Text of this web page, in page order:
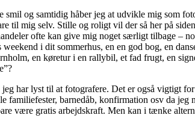
smil og samtidig håber jeg at udvikle mig som
til mig selv. Stille og roligt vil der så her på
ofte kan give mig noget særligt tilbage –
i dit sommerhus, en en god bog, en
en køretur i en rallybil, et fad frugt, en
har lyst til at fotografere. Det er også vigtigt for
barnedåb, konfirmation osv da jeg
være gratis arbejdskraft. Men kan i tænke